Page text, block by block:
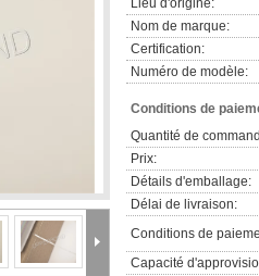
Lieu d'origine:
Nom de marque:
Certification:
Numéro de modèle:
Conditions de
Quantité de
Prix:
Détails d'emballage:
Délai de livraison:
Conditions de
Capacité